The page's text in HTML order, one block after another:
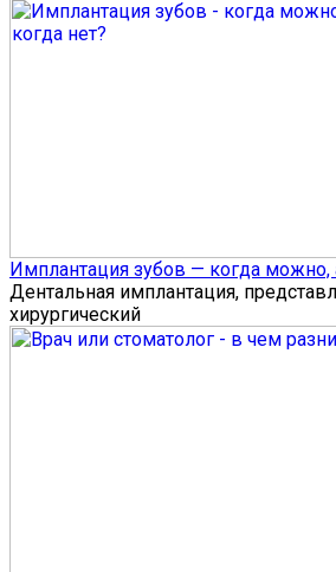
Имплантация зубов — когда можно,
Дентальная имплантация,
хирургический